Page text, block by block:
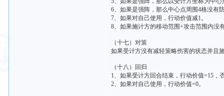
6、如果是强阵，那么中心点周围4格没有
7、如果对自己使用，行动价值减1。
8、如果施计方的移动范围+攻击范围内没
（十七）对策
如果受计方没有减轻策略伤害的状态并且
（十八）回归
1、如果受计方回合结束，行动价值=15，
2、如果对自己使用，行动价值=0。